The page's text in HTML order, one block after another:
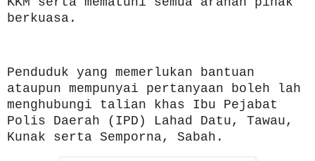
berkuasa.
Penduduk yang memerlukan bantuan
ataupun mempunyai pertanyaan boleh lah
menghubungi talian khas Ibu Pejabat
Polis Daerah (IPD) Lahad Datu, Tawau,
Kunak serta Semporna, Sabah.